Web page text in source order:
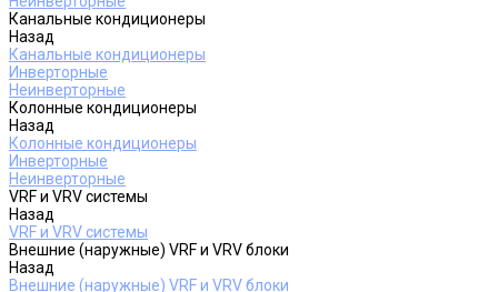
Канальные кондиционеры
Назад
Канальные кондиционеры
Инверторные
Неинверторные
Колонные кондиционеры
Назад
Колонные кондиционеры
Инверторные
Неинверторные
VRF и VRV системы
Назад
VRF и VRV системы
Внешние (наружные) VRF и VRV блоки
Назад
Внешние (наружные) VRF и VRV блоки